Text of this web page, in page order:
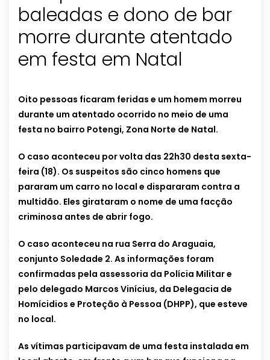
baleadas e dono de bar
morre durante atentado
em festa em Natal
Oito pessoas ficaram feridas e um homem morreu
durante um atentado ocorrido no meio de uma
festa no bairro Potengi, Zona Norte de Natal.
O caso aconteceu por volta das 22h30 desta sexta-
feira (18). Os suspeitos são cinco homens que
pararam um carro no local e dispararam contra a
multidão. Eles girataram o nome de uma facção
criminosa antes de abrir fogo.
O caso aconteceu na rua Serra do Araguaia,
conjunto Soledade 2. As informações foram
confirmadas pela assessoria da Polícia Militar e
pelo delegado Marcos Vinícius, da Delegacia de
Homícidios e Proteção à Pessoa (DHPP), que esteve
no local.
As vítimas participavam de uma festa instalada em